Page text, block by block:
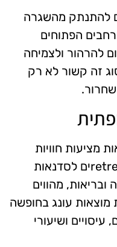
להתנתק מהשגרה
הפתוחים
להרהור ולצמיחה
זה קשור לא רק
מציעות חוויות
ייחודיות לנשים. מרכזי ספא, retreatים לסדנאות
ובריאות, מהווים
מוצאות עונג בחופשה
עיסויים ושיעורי